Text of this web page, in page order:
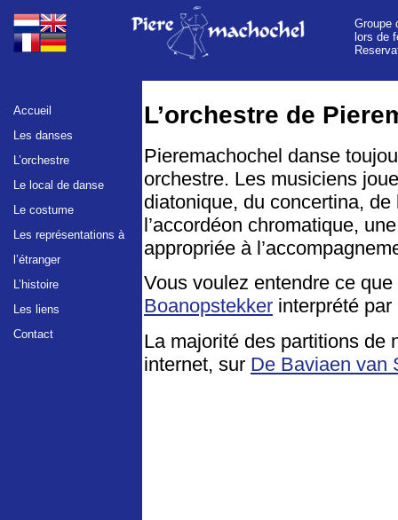
Groupe
lors de
L’orchestre de
Pieremachochel danse
orchestre. Les musiciens
diatonique, du concertina,
l’accordéon chromatique,
appropriée à
Vous voulez entendre ce
Boanopstekker interprété par
La majorité des partitions de
internet, sur De Baviaen van
Accueil
Les danses
L’orchestre
Le local de danse
Le costume
Les représentations à
l’étranger
L’histoire
Les liens
Contact